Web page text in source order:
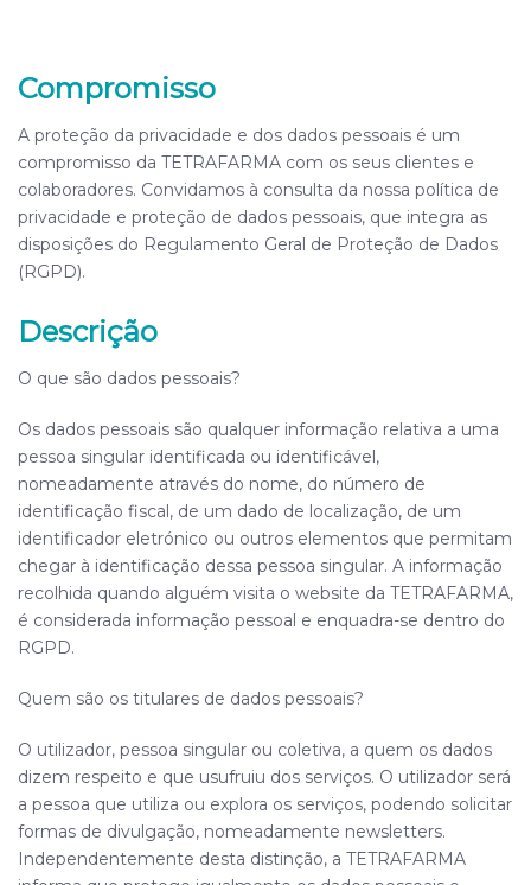
Compromisso
A proteção da privacidade e dos dados pessoais é um
compromisso da TETRAFARMA com os seus clientes e
colaboradores. Convidamos à consulta da nossa política de
privacidade e proteção de dados pessoais, que integra as
disposições do Regulamento Geral de Proteção de Dados
(RGPD).
Descrição
O que são dados pessoais?
Os dados pessoais são qualquer informação relativa a uma
pessoa singular identificada ou identificável,
nomeadamente através do nome, do número de
identificação fiscal, de um dado de localização, de um
identificador eletrónico ou outros elementos que permitam
chegar à identificação dessa pessoa singular. A informação
recolhida quando alguém visita o website da TETRAFARMA,
é considerada informação pessoal e enquadra-se dentro do
RGPD.
Quem são os titulares de dados pessoais?
O utilizador, pessoa singular ou coletiva, a quem os dados
dizem respeito e que usufruiu dos serviços. O utilizador será
a pessoa que utiliza ou explora os serviços, podendo solicitar
formas de divulgação, nomeadamente newsletters.
Independentemente desta distinção, a TETRAFARMA